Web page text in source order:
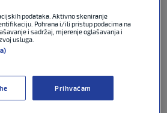
1:0 za Las Palmas Malaga
no ovim golom Munoza
bila u rukama andaluzijske
finale doigravanja.
podataka. Aktivno skeniranje
Pohrana i/ili pristup podacima na
i sadržaj, mjerenje oglašavanja i
usluga.
Prihvaćam